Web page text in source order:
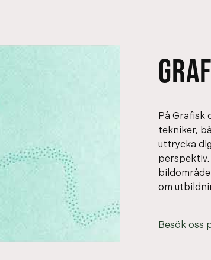
På Grafisk
tekniker,
uttrycka
perspektiv.
om
Besök oss